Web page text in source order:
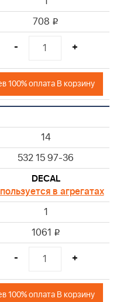
708 i
- +
100% оплата В корзину
14
532 15 97-36
DECAL
в агрегатах
1
1061 i
- +
100% оплата В корзину